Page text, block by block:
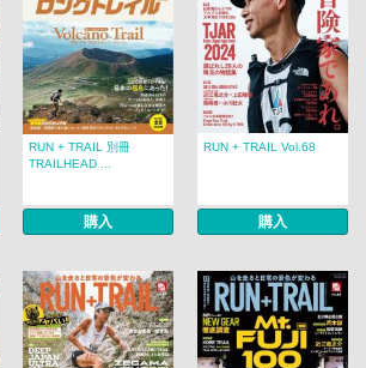
RUN + TRAIL 別冊
TRAILHEAD ...
購入
RUN + TRAIL Vol.68
購入